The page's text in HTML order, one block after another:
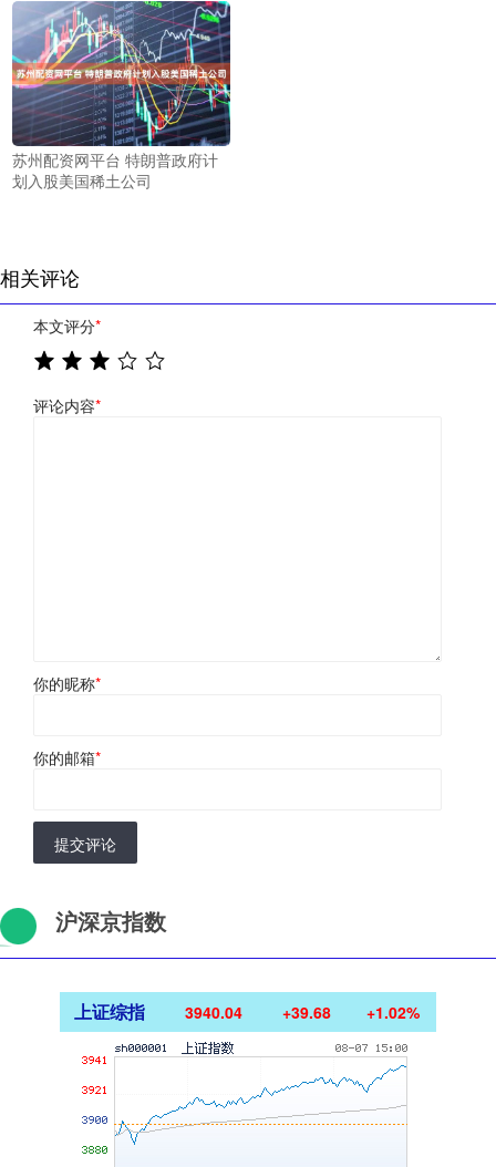
苏州配资网平台 特朗普政府计
划入股美国稀土公司
相关评论
本文评分*
评论内容*
你的昵称*
你的邮箱*
提交评论
沪深京指数
上证综指 3940.04 +39.68 +1.02%